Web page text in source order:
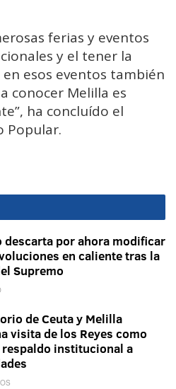
ferias y eventos
y el tener la
esos eventos también
conocer Melilla es
ha concluído el
Popular.
descarta por ahora modificar
en caliente tras la
Supremo
de Ceuta y Melilla
visita de los Reyes como
respaldo institucional a